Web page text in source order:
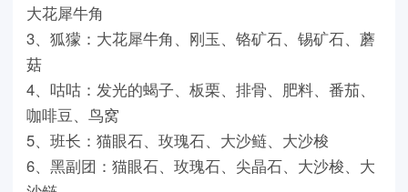
大花犀牛角
3、狐獴：大花犀牛角、刚玉、铬矿石、锡矿石、蘑
菇
4、咕咕：发光的蝎子、板栗、排骨、肥料、番茄、
咖啡豆、鸟窝
5、班长：猫眼石、玫瑰石、大沙鲢、大沙梭
6、黑副团：猫眼石、玫瑰石、尖晶石、大沙梭、大